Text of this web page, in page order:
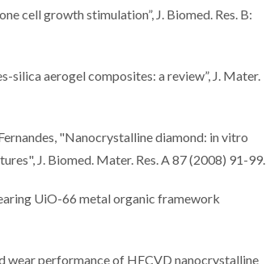
cell growth stimulation”, J. Biomed. Res. B:
silica aerogel composites: a review”, J. Mater.
Fernandes, "Nanocrystalline diamond: in vitro
J. Biomed. Mater. Res. A 87 (2008) 91-99.
UiO-66 metal organic framework
wear performance of HFCVD nanocrystalline